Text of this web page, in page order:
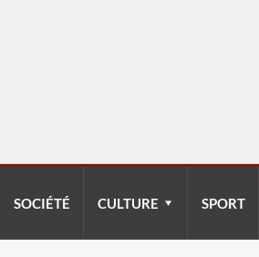
SOCIÉTÉ CULTURE SPORT